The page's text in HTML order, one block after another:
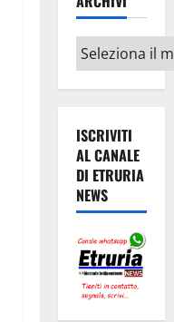
Archivi
ISCRIVITI
AL CANALE
DI ETRURIA
NEWS